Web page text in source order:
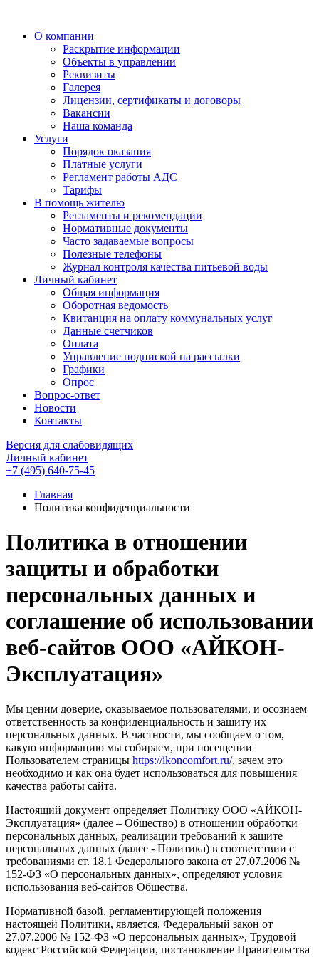
О компании
Раскрытие информации
Объекты в управлении
Реквизиты
Галерея
Лицензии, сертификаты и договоры
Вакансии
Наша команда
Услуги
Порядок оказания
Платные услуги
Регламент работы АДС
Тарифы
В помощь жителю
Регламенты и рекомендации
Нормативные документы
Часто задаваемые вопросы
Полезные телефоны
Журнал контроля качества питьевой воды
Личный кабинет
Общая информация
Оборотная ведомость
Квитанция на оплату коммунальных услуг
Данные счетчиков
Оплата
Управление подпиской на рассылки
Графики
Опрос
Вопрос-ответ
Новости
Контакты
Версия для слабовидящих
Личный кабинет
+7 (495) 640-75-45
Главная
Политика конфиденциальности
Политика в отношении
защиты и обработки
персональных данных и
соглашение об использовании
веб-сайтов ООО «АЙКОН-
Эксплуатация»
Мы ценим доверие, оказываемое пользователями, и осознаем
ответственность за конфиденциальность и защиту их
персональных данных. В частности, мы сообщаем о том,
какую информацию мы собираем, при посещении
Пользователем страницы https://ikoncomfort.ru/, зачем это
необходимо и как она будет использоваться для повышения
качества работы сайта.
Настоящий документ определяет Политику ООО «АЙКОН-
Эксплуатация» (далее – Общество) в отношении обработки
персональных данных, реализации требований к защите
персональных данных (далее - Политика) в соответствии с
требованиями ст. 18.1 Федерального закона от 27.07.2006 №
152-ФЗ «О персональных данных», определяют условия
использования веб-сайтов Общества.
Нормативной базой, регламентирующей положения
настоящей Политики, является, Федеральный закон от
27.07.2006 № 152-ФЗ «О персональных данных», Трудовой
кодекс Российской Федерации, постановление Правительства